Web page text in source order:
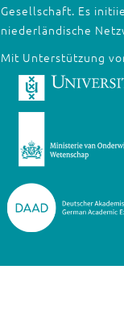
Gesellschaft. Es
niederländische
Mit Unterstützung